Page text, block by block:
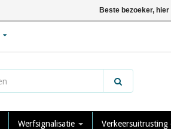
Werfsignalisatie
Beste bezoeker,